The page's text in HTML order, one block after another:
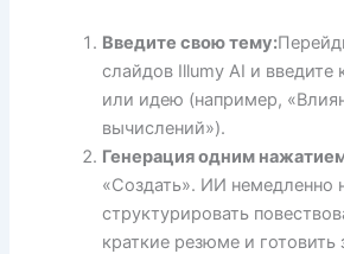
Введите свою тему:
слайдов Illumy AI и введите
или идею (например,
вычислений»).
Генерация одним
«Создать». ИИ немедленно
структурировать
краткие резюме и готовить